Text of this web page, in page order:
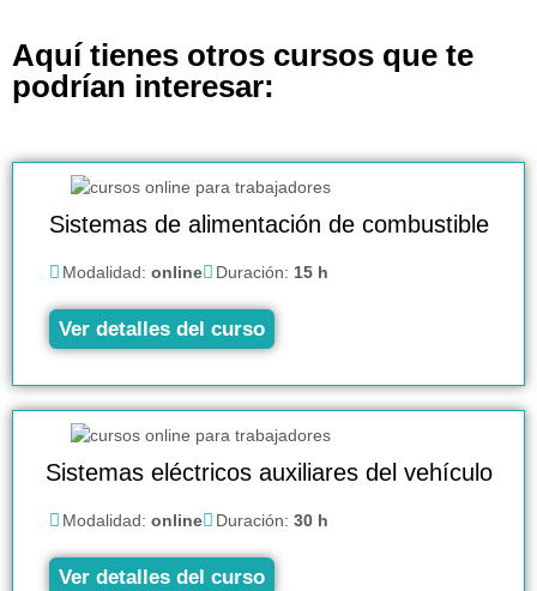
Aquí tienes otros cursos que te
podrían interesar:
Sistemas de alimentación de combustible
Modalidad: online Duración: 15 h
Ver detalles del curso
Sistemas eléctricos auxiliares del vehículo
Modalidad: online Duración: 30 h
Ver detalles del curso